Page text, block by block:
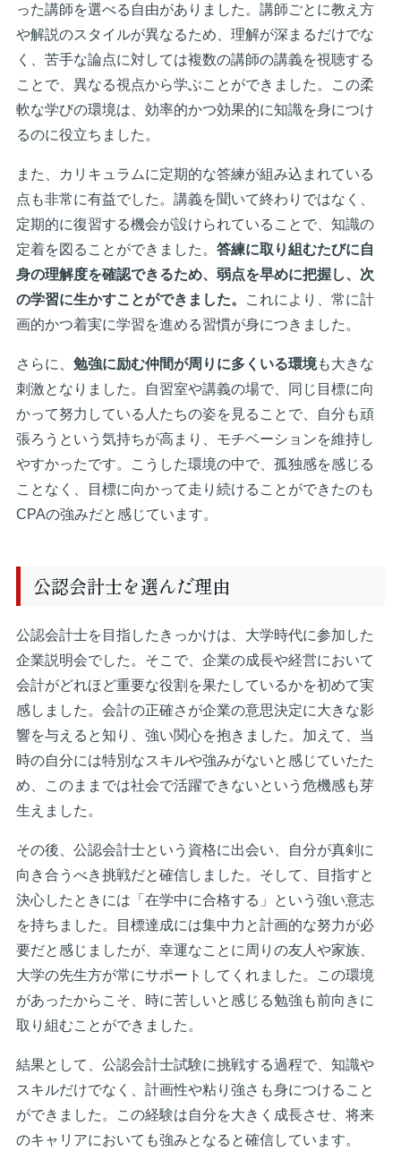
った講師を選べる自由がありました。講師ごとに教え方
や解説のスタイルが異なるため、理解が深まるだけでな
く、苦手な論点に対しては複数の講師の講義を視聴する
ことで、異なる視点から学ぶことができました。この柔
軟な学びの環境は、効率的かつ効果的に知識を身につけ
るのに役立ちました。
また、カリキュラムに定期的な答練が組み込まれている
点も非常に有益でした。講義を聞いて終わりではなく、
定期的に復習する機会が設けられていることで、知識の
定着を図ることができました。 答練に取り組むたびに自
身の理解度を確認できるため、弱点を早めに把握し、次
の学習に生かすことができました。
これにより、常に計
画的かつ着実に学習を進める習慣が身につきました。
さらに、 勉強に励む仲間が周りに多くいる環境も大きな
刺激となりました。自習室や講義の場で、同じ目標に向
かって努力している人たちの姿を見ることで、自分も頑
張ろうという気持ちが高まり、モチベーションを維持し
やすかったです。こうした環境の中で、孤独感を感じる
ことなく、目標に向かって走り続けることができたのも
CPAの強みだと感じています。
公認会計士を選んだ理由
公認会計士を目指したきっかけは、大学時代に参加した
企業説明会でした。そこで、企業の成長や経営において
会計がどれほど重要な役割を果たしているかを初めて実
感しました。会計の正確さが企業の意思決定に大きな影
響を与えると知り、強い関心を抱きました。加えて、当
時の自分には特別なスキルや強みがないと感じていたた
め、このままでは社会で活躍できないという危機感も芽
生えました。
その後、公認会計士という資格に出会い、自分が真剣に
向き合うべき挑戦だと確信しました。そして、目指すと
決心したときには「在学中に合格する」という強い意志
を持ちました。目標達成には集中力と計画的な努力が必
要だと感じましたが、幸運なことに周りの友人や家族、
大学の先生方が常にサポートしてくれました。この環境
があったからこそ、時に苦しいと感じる勉強も前向きに
取り組むことができました。
結果として、公認会計士試験に挑戦する過程で、知識や
スキルだけでなく、計画性や粘り強さも身につけること
ができました。この経験は自分を大きく成長させ、将来
のキャリアにおいても強みとなると確信しています。